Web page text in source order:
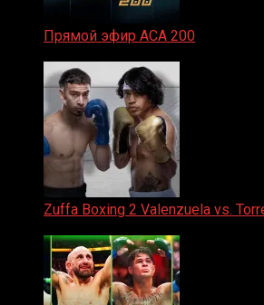
Прямой эфир ACA 200
Zuffa Boxing 2 Valenzuela vs.